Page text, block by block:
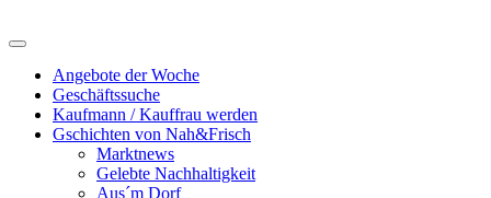
Angebote der Woche
Geschäftssuche
Kaufmann / Kauffrau werden
Gschichten von Nah&Frisch
Marktnews
Gelebte Nachhaltigkeit
Aus´m Dorf